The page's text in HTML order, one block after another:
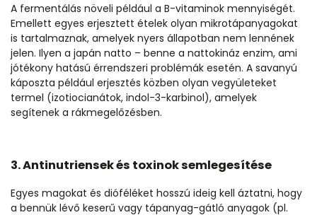
A fermentálás növeli például a B-vitaminok mennyiségét.
Emellett egyes erjesztett ételek olyan mikrotápanyagokat
is tartalmaznak, amelyek nyers állapotban nem lennének
jelen. Ilyen a japán natto – benne a nattokináz enzim, ami
jótékony hatású érrendszeri problémák esetén. A savanyú
káposzta például erjesztés közben olyan vegyületeket
termel (izotiocianátok, indol-3-karbinol), amelyek
segítenek a rákmegelőzésben.
3. Antinutriensek és toxinok semlegesítése
Egyes magokat és dióféléket hosszú ideig kell áztatni, hogy
a bennük lévő keserű vagy tápanyag-gátló anyagok (pl.